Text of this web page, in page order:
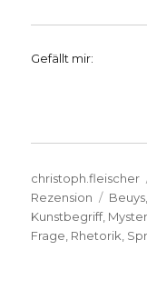
Gefällt mir:
Autor
christoph.fleischer
Rezension
Beuys,
Kunstbegriff,
Frage, Rhetorik,